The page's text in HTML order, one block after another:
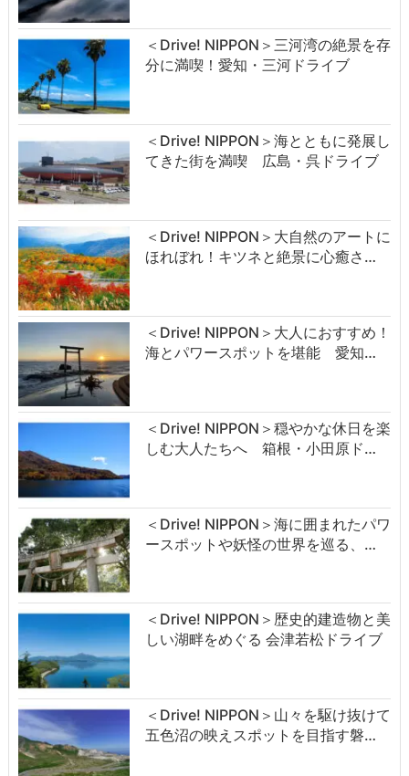
＜Drive! NIPPON＞三河湾の絶景を存
分に満喫！愛知・三河ドライブ
＜Drive! NIPPON＞海とともに発展し
てきた街を満喫 広島・呉ドライブ
＜Drive! NIPPON＞大自然のアートに
ほれぼれ！キツネと絶景に心癒さ…
＜Drive! NIPPON＞大人におすすめ！
海とパワースポットを堪能 愛知…
＜Drive! NIPPON＞穏やかな休日を楽
しむ大人たちへ 箱根・小田原ド…
＜Drive! NIPPON＞海に囲まれたパワ
ースポットや妖怪の世界を巡る、…
＜Drive! NIPPON＞歴史的建造物と美
しい湖畔をめぐる 会津若松ドライブ
＜Drive! NIPPON＞山々を駆け抜けて
五色沼の映えスポットを目指す磐…